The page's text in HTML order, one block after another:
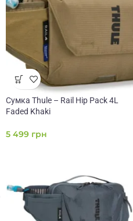
Сумка Thule – Rail Hip Pack 4L
Faded Khaki
5 499 грн